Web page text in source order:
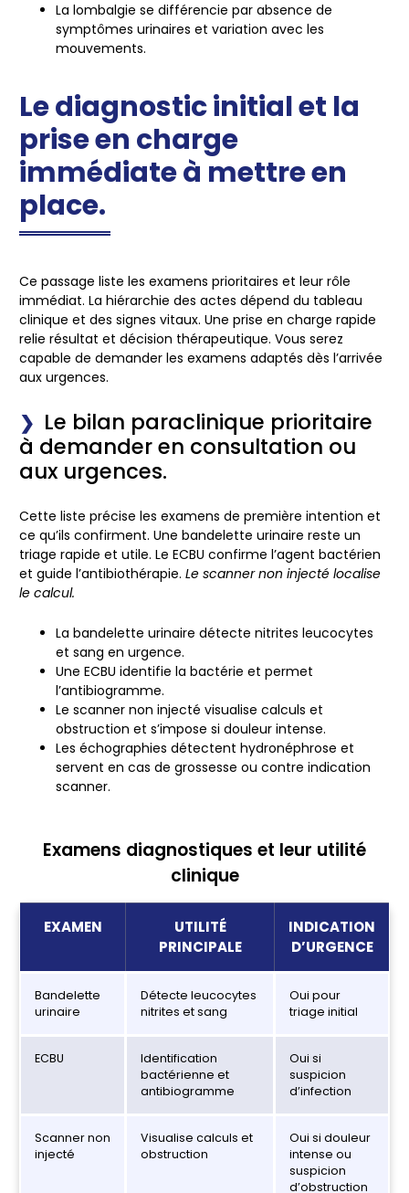
La lombalgie se différencie par absence de
symptômes urinaires et variation avec les
mouvements.
Le diagnostic initial et la
prise en charge
immédiate à mettre en
place.
Ce passage liste les examens prioritaires et leur rôle
immédiat. La hiérarchie des actes dépend du tableau
clinique et des signes vitaux. Une prise en charge rapide
relie résultat et décision thérapeutique. Vous serez
capable de demander les examens adaptés dès l’arrivée
aux urgences.
Le bilan paraclinique prioritaire
à demander en consultation ou
aux urgences.
Cette liste précise les examens de première intention et
ce qu’ils confirment. Une bandelette urinaire reste un
triage rapide et utile. Le ECBU confirme l’agent bactérien
et guide l’antibiothérapie. Le scanner non injecté localise
le calcul.
La bandelette urinaire détecte nitrites leucocytes
et sang en urgence.
Une ECBU identifie la bactérie et permet
l’antibiogramme.
Le scanner non injecté visualise calculs et
obstruction et s’impose si douleur intense.
Les échographies détectent hydronéphrose et
servent en cas de grossesse ou contre indication
scanner.
Examens diagnostiques et leur utilité
clinique
EXAMEN
UTILITÉ
PRINCIPALE
INDICATION
D’URGENCE
Bandelette
urinaire
Détecte leucocytes
nitrites et sang
Oui pour
triage initial
ECBU
Identification
bactérienne et
antibiogramme
Oui si
suspicion
d’infection
Scanner non
injecté
Visualise calculs et
obstruction
Oui si douleur
intense ou
suspicion
d’obstruction